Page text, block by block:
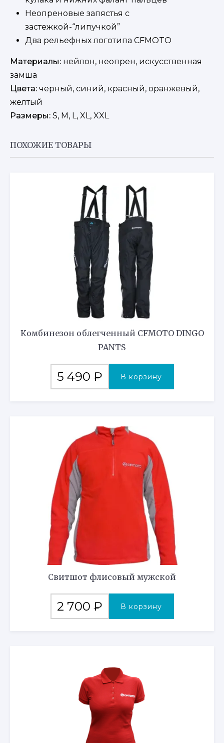
Неопреновые запястья с
застежкой-“липучкой”
Два рельефных логотипа CFMOTO
Материалы: нейлон, неопрен, искусственная
замша
Цвета: черный, синий, красный, оранжевый,
желтый
Размеры: S, M, L, XL, XXL
ПОХОЖИЕ ТОВАРЫ
Комбинезон облегченный CFMOTO DINGO
PANTS
5 490 ₽ В корзину
Свитшот флисовый мужской
2 700 ₽ В корзину